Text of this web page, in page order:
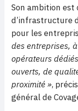
Son ambition
d’infrastructure
pour les
des entreprises,
opérateurs
ouverts, de
proximité »,
général de